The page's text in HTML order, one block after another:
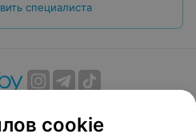
специалиста
договор
Способы оплаты
cookie